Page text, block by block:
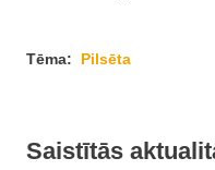
Tēma: Pilsēta
Saistītās